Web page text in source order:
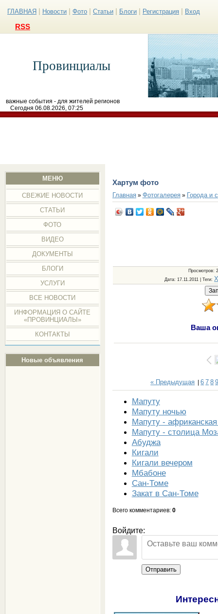
ГЛАВНАЯ Новости Фото Статьи Блоги Регистрация Вход
RSS
Провинциалы
важные события - для жителей регионов
Сегодня 06.08.2026, 07:25
МЕНЮ
СВЕЖИЕ НОВОСТИ
СТАТЬИ
ФОТО
ВИДЕО
ДОКУМЕНТЫ
БЛОГИ
УСЛУГИ
ВСЕ НОВОСТИ
ИНФОРМАЦИЯ О САЙТЕ
«ПРОВИНЦИАЛЫ»
КОНТАКТЫ
Новые объявления
Хаpтум фото
Главная» Фотогалерея» Города и
Просмотров:
Дата: 17.11.2011 |Теги:
Ваша
« Предыдущая |6 7 8
Мапуту
Мапуту ночью
Мапуту - африканская
Мапуту - столица
Абуджа
Кигали
Кигали вечером
Мбабоне
Сан-Томе
Закат в Сан-Томе
Всего комментариев: 0
Войдите:
Отправить